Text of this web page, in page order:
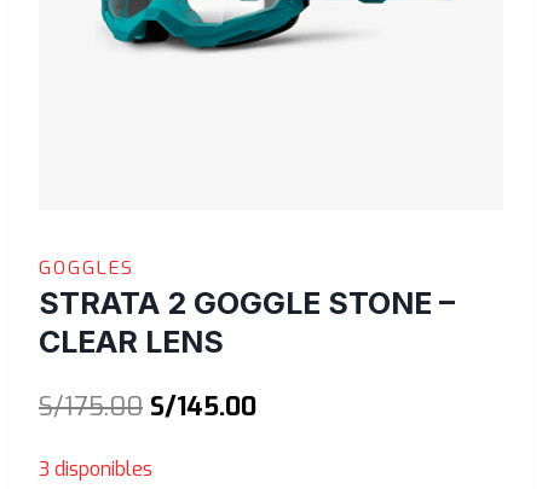
GOGGLES
STRATA 2 GOGGLE STONE –
CLEAR LENS
S/175.00 El
S/145.00El
3 disponibles